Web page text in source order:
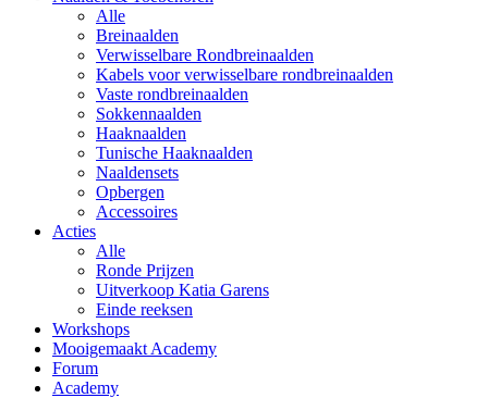
Alle
Breinaalden
Verwisselbare Rondbreinaalden
Kabels voor verwisselbare rondbreinaalden
Vaste rondbreinaalden
Sokkennaalden
Haaknaalden
Tunische Haaknaalden
Naaldensets
Opbergen
Accessoires
Acties
Alle
Ronde Prijzen
Uitverkoop Katia Garens
Einde reeksen
Workshops
Mooigemaakt Academy
Forum
Academy